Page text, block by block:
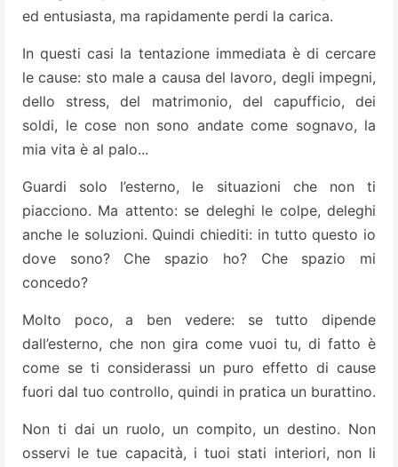
ed entusiasta, ma rapidamente perdi la carica.
In questi casi la tentazione immediata è di cercare
le cause: sto male a causa del lavoro, degli impegni,
dello stress, del matrimonio, del capufficio, dei
soldi, le cose non sono andate come sognavo, la
mia vita è al palo...
Guardi solo l’esterno, le situazioni che non ti
piacciono. Ma attento: se deleghi le colpe, deleghi
anche le soluzioni. Quindi chiediti: in tutto questo io
dove sono? Che spazio ho? Che spazio mi
concedo?
Molto poco, a ben vedere: se tutto dipende
dall’esterno, che non gira come vuoi tu, di fatto è
come se ti considerassi un puro effetto di cause
fuori dal tuo controllo, quindi in pratica un burattino.
Non ti dai un ruolo, un compito, un destino. Non
osservi le tue capacità, i tuoi stati interiori, non li